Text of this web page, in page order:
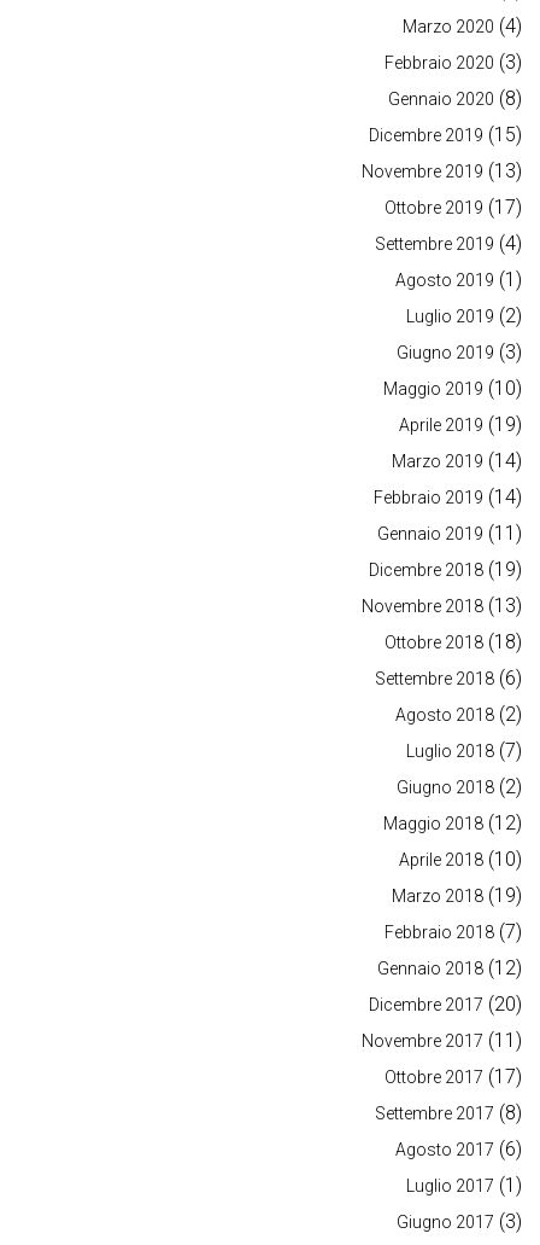
Marzo 2020 (4)
Febbraio 2020 (3)
Gennaio 2020 (8)
Dicembre 2019 (15)
Novembre 2019 (13)
Ottobre 2019 (17)
Settembre 2019 (4)
Agosto 2019 (1)
Luglio 2019 (2)
Giugno 2019 (3)
Maggio 2019 (10)
Aprile 2019 (19)
Marzo 2019 (14)
Febbraio 2019 (14)
Gennaio 2019 (11)
Dicembre 2018 (19)
Novembre 2018 (13)
Ottobre 2018 (18)
Settembre 2018 (6)
Agosto 2018 (2)
Luglio 2018 (7)
Giugno 2018 (2)
Maggio 2018 (12)
Aprile 2018 (10)
Marzo 2018 (19)
Febbraio 2018 (7)
Gennaio 2018 (12)
Dicembre 2017 (20)
Novembre 2017 (11)
Ottobre 2017 (17)
Settembre 2017 (8)
Agosto 2017 (6)
Luglio 2017 (1)
Giugno 2017 (3)